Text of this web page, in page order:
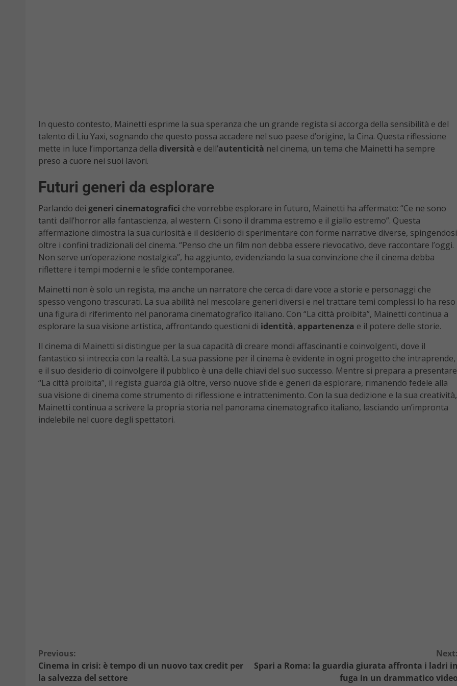
In questo contesto, Mainetti esprime la sua speranza che un grande regista si accorga della sensibilità e del
talento di Liu Yaxi, sognando che questo possa accadere nel suo paese d’origine, la Cina. Questa riflessione
mette in luce l’importanza della diversità e dell’autenticità nel cinema, un tema che Mainetti ha sempre
preso a cuore nei suoi lavori.
Futuri generi da esplorare
Parlando dei generi cinematografici che vorrebbe esplorare in futuro, Mainetti ha affermato: “Ce ne sono
tanti: dall’horror alla fantascienza, al western. Ci sono il dramma estremo e il giallo estremo”. Questa
affermazione dimostra la sua curiosità e il desiderio di sperimentare con forme narrative diverse, spingendosi
oltre i confini tradizionali del cinema. “Penso che un film non debba essere rievocativo, deve raccontare l’oggi.
Non serve un’operazione nostalgica”, ha aggiunto, evidenziando la sua convinzione che il cinema debba
riflettere i tempi moderni e le sfide contemporanee.
Mainetti non è solo un regista, ma anche un narratore che cerca di dare voce a storie e personaggi che
spesso vengono trascurati. La sua abilità nel mescolare generi diversi e nel trattare temi complessi lo ha reso
una figura di riferimento nel panorama cinematografico italiano. Con “La città proibita”, Mainetti continua a
esplorare la sua visione artistica, affrontando questioni di identità, appartenenza e il potere delle storie.
Il cinema di Mainetti si distingue per la sua capacità di creare mondi affascinanti e coinvolgenti, dove il
fantastico si intreccia con la realtà. La sua passione per il cinema è evidente in ogni progetto che intraprende,
e il suo desiderio di coinvolgere il pubblico è una delle chiavi del suo successo. Mentre si prepara a presentare
“La città proibita”, il regista guarda già oltre, verso nuove sfide e generi da esplorare, rimanendo fedele alla
sua visione di cinema come strumento di riflessione e intrattenimento. Con la sua dedizione e la sua creatività,
Mainetti continua a scrivere la propria storia nel panorama cinematografico italiano, lasciando un’impronta
indelebile nel cuore degli spettatori.
Continue
Reading
Previous:
Cinema in crisi: è tempo di un nuovo tax credit per
la salvezza del settore
Spari a Roma: la guardia giurata affronta i ladri
fuga in un drammatico